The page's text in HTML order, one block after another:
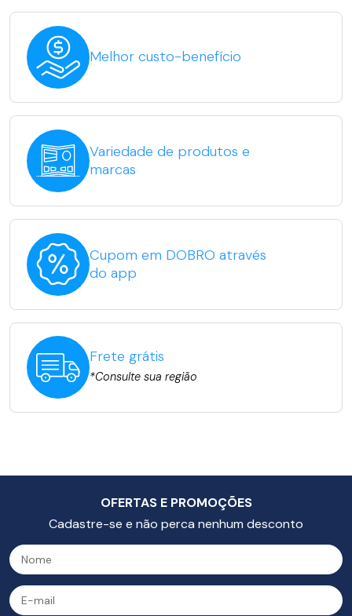
Melhor custo-benefício
Variedade de produtos e
marcas
Cupom em DOBRO através
do app
Frete grátis
*Consulte sua região
OFERTAS E PROMOÇÕES
Cadastre-se e não perca nenhum desconto